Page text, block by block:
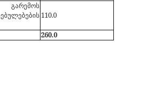
გარემოს
110.0
260.0